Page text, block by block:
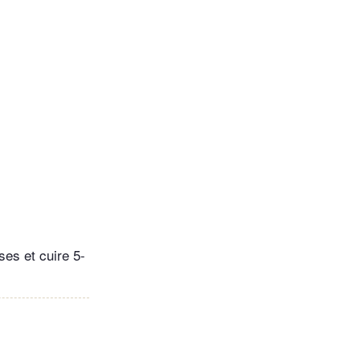
et cuire 5-